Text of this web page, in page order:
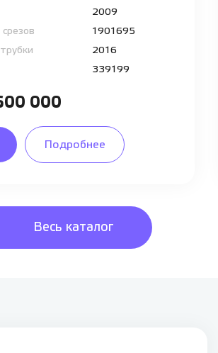
2009
1901695
2016
339199
000
Подробнее
Весь каталог